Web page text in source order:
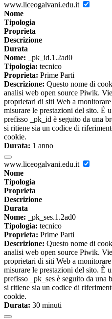
www.liceogalvani.edu.it
Nome
Tipologia
Proprieta
Descrizione
Durata
Nome: _pk_id.1.2ad0
Tipologia: tecnico
Proprieta: Prime Parti
Descrizione: Questo nome di
analisi web open source Piwik.
proprietari di siti Web a
misurare le prestazioni del sito. È
prefisso _pk_id è seguito da una
si ritiene sia un codice di
cookie.
Durata: 1 anno
www.liceogalvani.edu.it
Nome
Tipologia
Proprieta
Descrizione
Durata
Nome: _pk_ses.1.2ad0
Tipologia: tecnico
Proprieta: Prime Parti
Descrizione: Questo nome di
analisi web open source Piwik.
proprietari di siti Web a
misurare le prestazioni del sito. È
prefisso _pk_ses è seguito da una
si ritiene sia un codice di
cookie.
Durata: 30 minuti